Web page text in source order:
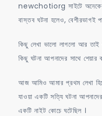
newchotiorg সাইটে অনেকের
বাস্তব ঘটনা হলেও, বেশীরভাগই
কিছু লেখা ভালো লাগলো আর
কিছু ঘটনা আপনাদের সাথে শেয়ার
আজ আমিও আমার প্রথম লেখা
যাওয়া একটি সত্যি ঘটনা আপনাদের
একটি নাইট কোচে ঘটেছিল ।